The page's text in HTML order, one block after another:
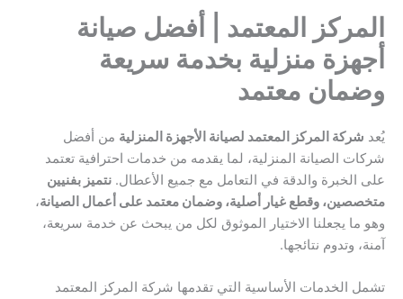
المركز المعتمد | أفضل صيانة
أجهزة منزلية بخدمة سريعة
وضمان معتمد
يُعد شركة المركز المعتمد لصيانة الأجهزة المنزلية من أفضل
شركات الصيانة المنزلية، لما يقدمه من خدمات احترافية تعتمد
على الخبرة والدقة في التعامل مع جميع الأعطال. نتميز بفنيين
متخصصين، وقطع غيار أصلية، وضمان معتمد على أعمال الصيانة،
وهو ما يجعلنا الاختيار الموثوق لكل من يبحث عن خدمة سريعة،
آمنة، وتدوم نتائجها.
تشمل الخدمات الأساسية التي تقدمها شركة المركز المعتمد